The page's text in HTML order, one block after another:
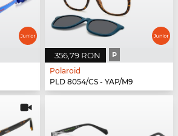
356,79 RON P
Polaroid
PLD 8054/CS - YAP/M9